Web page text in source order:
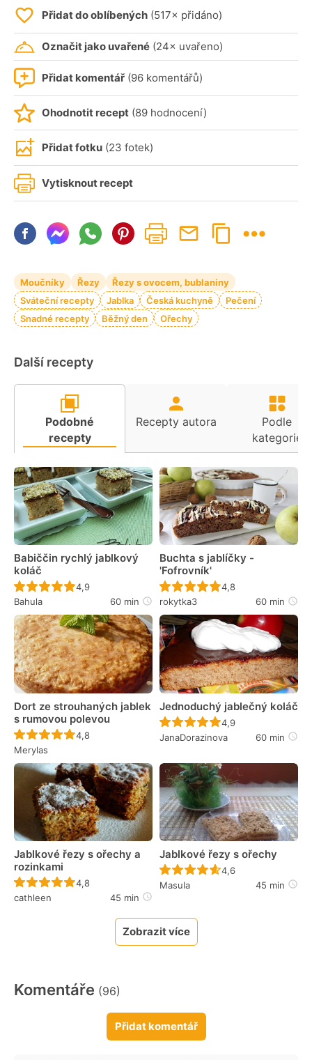
Přidat do oblíbených (517× přidáno)
Označit jako uvařené (24× uvařeno)
Přidat komentář (96 komentářů)
Ohodnotit recept (89 hodnocení)
Přidat fotku (23 fotek)
Vytisknout recept
Moučníky Řezy
Řezy s ovocem, bublaniny
Sváteční recepty
Jablka Česká kuchyně
Pečení
Snadné recepty
Běžný den Ořechy
Další recepty
Podobné
recepty
Recepty autora
Podle
kategorie
Babiččin rychlý jablkový
koláč
Recept ještě nebyl hodnocen
4,9
Bahula
60 min
Buchta s jablíčky -
'Fofrovník'
Recept ještě nebyl
4,8
rokytka3
60 min
Dort ze strouhaných jablek
s rumovou polevou
Recept ještě nebyl hodnocen
4,8
Merylas
Jednoduchý jablečný koláč
Recept ještě nebyl
4,9
JanaDorazinova
60 min
Jablkové řezy s ořechy a
rozinkami
Recept ještě nebyl hodnocen
4,8
cathleen
45 min
Jablkové řezy s ořechy
Recept ještě nebyl
4,6
Masula
45 min
Zobrazit více
Komentáře (96)
Přidat komentář